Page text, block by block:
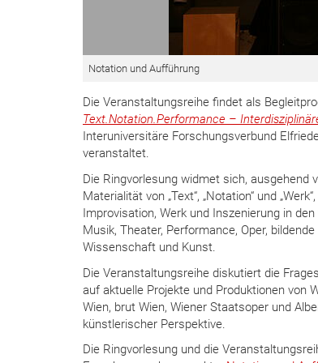
Notation und Aufführung
Die Veranstaltungsreihe findet als
Text.Notation.Performance –
Interuniversitäre Forschungsverbund
veranstaltet.
Die Ringvorlesung widmet sich, ausgehend
Materialität von „Text“, „Notation“ und
Improvisation, Werk und Inszenierung in
Musik, Theater, Performance, Oper,
Wissenschaft und Kunst.
Die Veranstaltungsreihe diskutiert die
auf aktuelle Projekte und Produktionen von
Wien, brut Wien, Wiener Staatsoper und
künstlerischer Perspektive.
Die Ringvorlesung und die